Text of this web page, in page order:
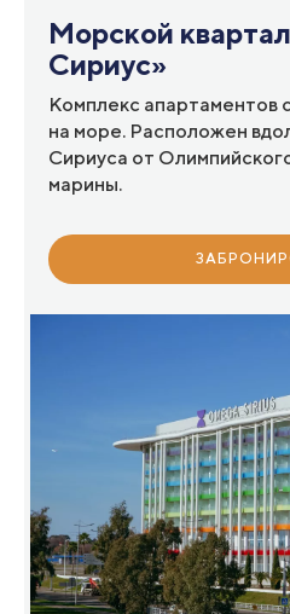
Морской
Сириус»
Комплекс апартаментов
на море. Расположен
Сириуса от
марины.